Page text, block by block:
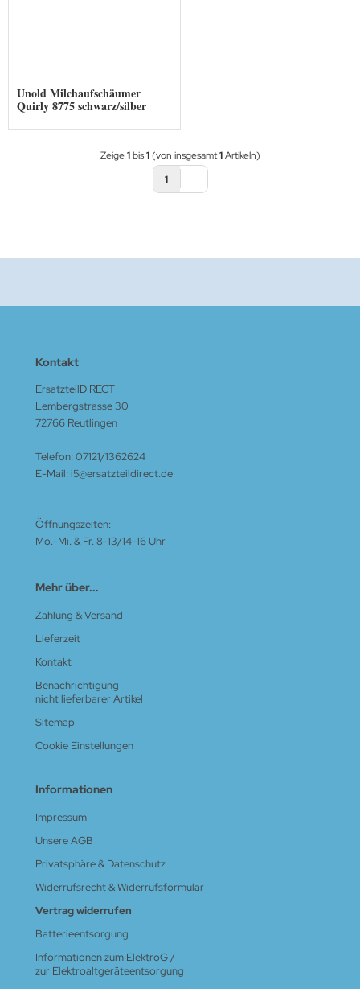
Unold Milchaufschäumer
Quirly 8775 schwarz/silber
Zeige1bis1(von insgesamt1Artikeln)
1
Kontakt
ErsatzteilDIRECT
Lembergstrasse 30
72766 Reutlingen
Telefon: 07121/1362624
E-Mail: i5@ersatzteildirect.de
Öffnungszeiten:
Mo.-Mi. & Fr. 8-13/14-16 Uhr
Mehr über...
Zahlung & Versand
Lieferzeit
Kontakt
Benachrichtigung
nicht lieferbarer Artikel
Sitemap
Cookie Einstellungen
Informationen
Impressum
Unsere AGB
Privatsphäre & Datenschutz
Widerrufsrecht & Widerrufsformular
Vertrag widerrufen
Batterieentsorgung
Informationen zum ElektroG /
zur Elektroaltgeräteentsorgung